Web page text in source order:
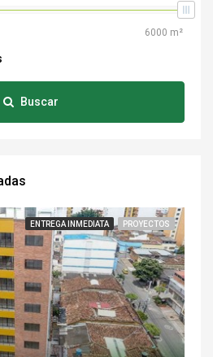
Buscar
ENTREGA INMEDIATA PROYECTOS